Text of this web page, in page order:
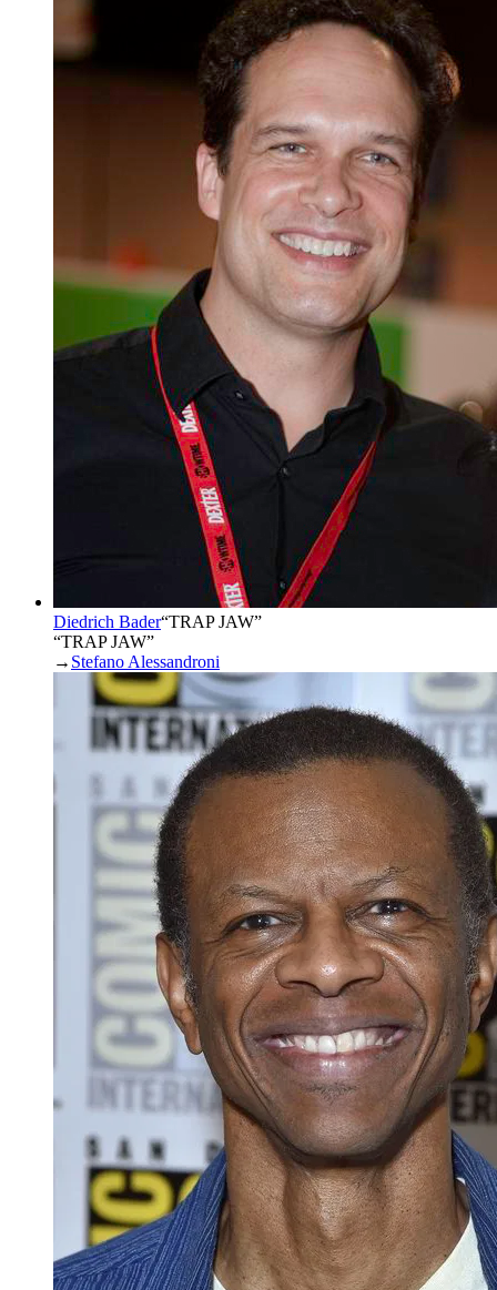
Diedrich Bader“TRAP JAW”
“TRAP JAW”
→ Stefano Alessandroni